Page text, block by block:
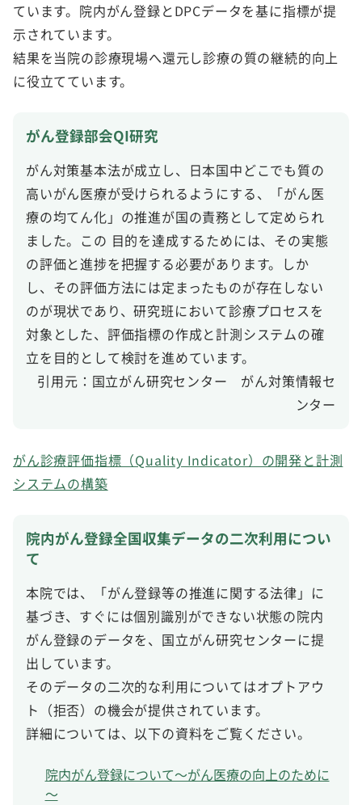
ています。院内がん登録とDPCデータを基に指標が提
示されています。
結果を当院の診療現場へ還元し診療の質の継続的向上
に役立てています。
がん登録部会QI研究
がん対策基本法が成立し、日本国中どこでも質の
高いがん医療が受けられるようにする、「がん医
療の均てん化」の推進が国の責務として定められ
ました。この 目的を達成するためには、その実態
の評価と進捗を把握する必要があります。しか
し、その評価方法には定まったものが存在しない
のが現状であり、研究班において診療プロセスを
対象とした、評価指標の作成と計測システムの確
立を目的として検討を進めています。
引用元：国立がん研究センター がん対策情報セ
ンター
がん診療評価指標（Quality Indicator）の開発と計測
システムの構築
院内がん登録全国収集データの二次利用につい
て
本院では、「がん登録等の推進に関する法律」に
基づき、すぐには個別識別ができない状態の院内
がん登録のデータを、国立がん研究センターに提
出しています。
そのデータの二次的な利用についてはオプトアウ
ト（拒否）の機会が提供されています。
詳細については、以下の資料をご覧ください。
院内がん登録について～がん医療の向上のために
～